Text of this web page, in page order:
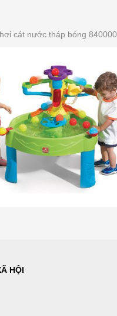
cát nước tháp bóng 840000
HỘI